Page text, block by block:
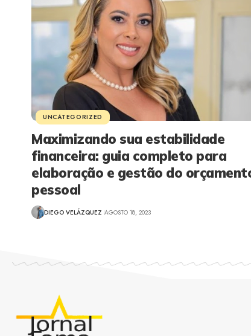
UNCATEGORIZED
Maximizando sua estabilidade
financeira: guia completo para
elaboração e gestão do
pessoal
DIEGO VELÁZQUEZ AGOSTO 18, 2023